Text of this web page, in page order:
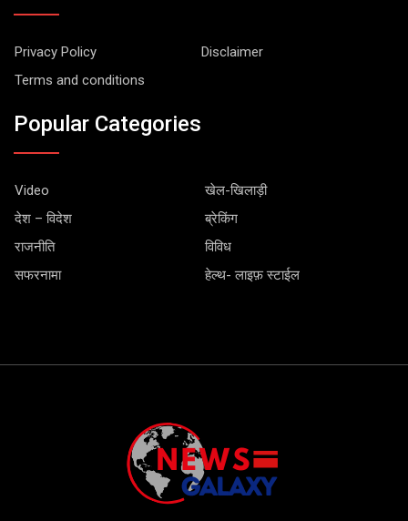
Privacy Policy
Disclaimer
Terms and conditions
Popular Categories
Video
खेल-खिलाड़ी
देश – विदेश
ब्रेकिंग
राजनीति
विविध
सफरनामा
हेल्थ- लाइफ़ स्टाईल